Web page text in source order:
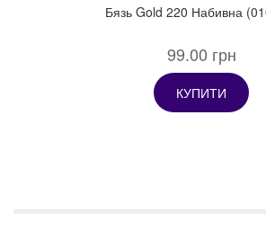
Бязь Gold 220 Набивна
99.00 грн
КУПИТИ